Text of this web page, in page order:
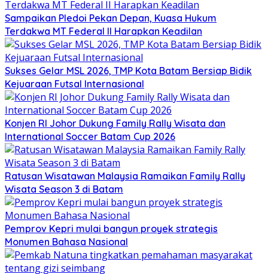
Sampaikan Pledoi Pekan Depan, Kuasa Hukum
Terdakwa MT Federal II Harapkan Keadilan
Sukses Gelar MSL 2026, TMP Kota Batam Bersiap Bidik
Kejuaraan Futsal Internasional
Konjen RI Johor Dukung Family Rally Wisata dan
International Soccer Batam Cup 2026
Ratusan Wisatawan Malaysia Ramaikan Family Rally
Wisata Season 3 di Batam
Pemprov Kepri mulai bangun proyek strategis
Monumen Bahasa Nasional